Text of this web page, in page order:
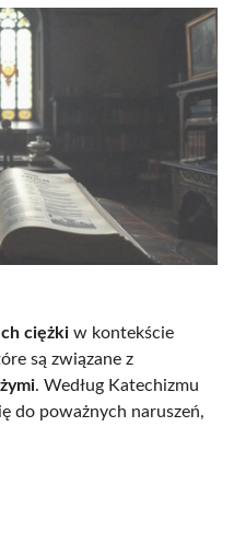
ciężki w kontekście
są związane z
. Według Katechizmu
do poważnych naruszeń,